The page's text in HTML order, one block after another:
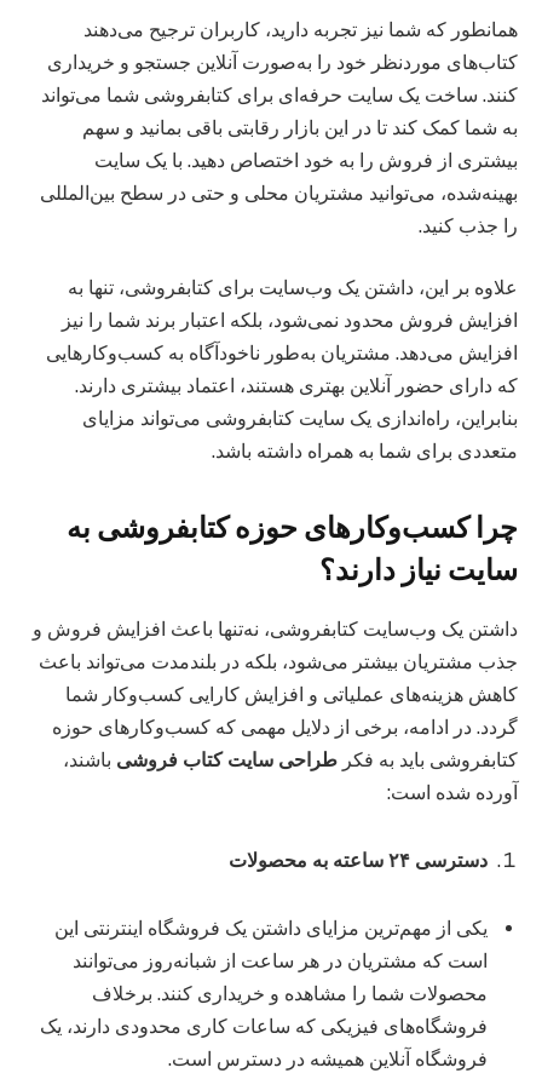
همانطور که شما نیز تجربه دارید، کاربران ترجیح می‌دهند
کتاب‌های موردنظر خود را به‌صورت آنلاین جستجو و خریداری
کنند. ساخت یک سایت حرفه‌ای برای کتابفروشی شما می‌تواند
به شما کمک کند تا در این بازار رقابتی باقی بمانید و سهم
بیشتری از فروش را به خود اختصاص دهید. با یک سایت
بهینه‌شده، می‌توانید مشتریان محلی و حتی در سطح بین‌المللی
را جذب کنید.
علاوه بر این، داشتن یک وب‌سایت برای کتابفروشی، تنها به
افزایش فروش محدود نمی‌شود، بلکه اعتبار برند شما را نیز
افزایش می‌دهد. مشتریان به‌طور ناخودآگاه به کسب‌وکارهایی
که دارای حضور آنلاین بهتری هستند، اعتماد بیشتری دارند.
بنابراین، راه‌اندازی یک سایت کتابفروشی می‌تواند مزایای
متعددی برای شما به همراه داشته باشد.
چرا کسب‌وکارهای حوزه کتابفروشی به
سایت نیاز دارند؟
داشتن یک وب‌سایت کتابفروشی، نه‌تنها باعث افزایش فروش و
جذب مشتریان بیشتر می‌شود، بلکه در بلندمدت می‌تواند باعث
کاهش هزینه‌های عملیاتی و افزایش کارایی کسب‌وکار شما
گردد. در ادامه، برخی از دلایل مهمی که کسب‌وکارهای حوزه
کتابفروشی باید به فکر طراحی سایت کتاب فروشی باشند،
آورده شده است:
دسترسی ۲۴ ساعته به محصولات
یکی از مهم‌ترین مزایای داشتن یک فروشگاه اینترنتی این
است که مشتریان در هر ساعت از شبانه‌روز می‌توانند
محصولات شما را مشاهده و خریداری کنند. برخلاف
فروشگاه‌های فیزیکی که ساعات کاری محدودی دارند، یک
فروشگاه آنلاین همیشه در دسترس است.